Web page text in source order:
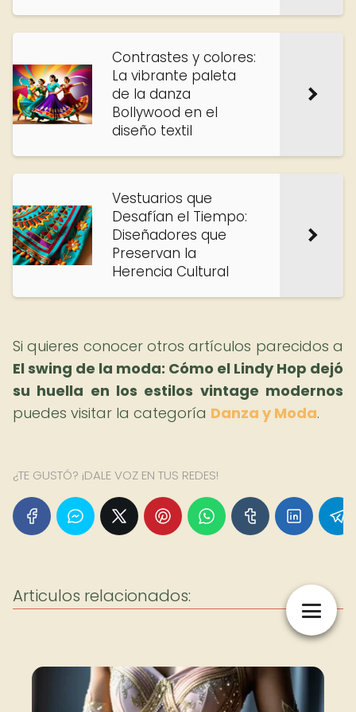
Contrastes y colores:
La vibrante paleta
de la danza
Bollywood en el
diseño textil
Vestuarios que
Desafían el Tiempo:
Diseñadores que
Preservan la
Herencia Cultural
Si quieres conocer otros artículos parecidos a
El swing de la moda: Cómo el Lindy Hop dejó
su huella en los estilos vintage modernos
puedes visitar la categoría Danza y Moda.
¿TE GUSTÓ? ¡DALE VOZ EN TUS REDES!
Articulos relacionados: